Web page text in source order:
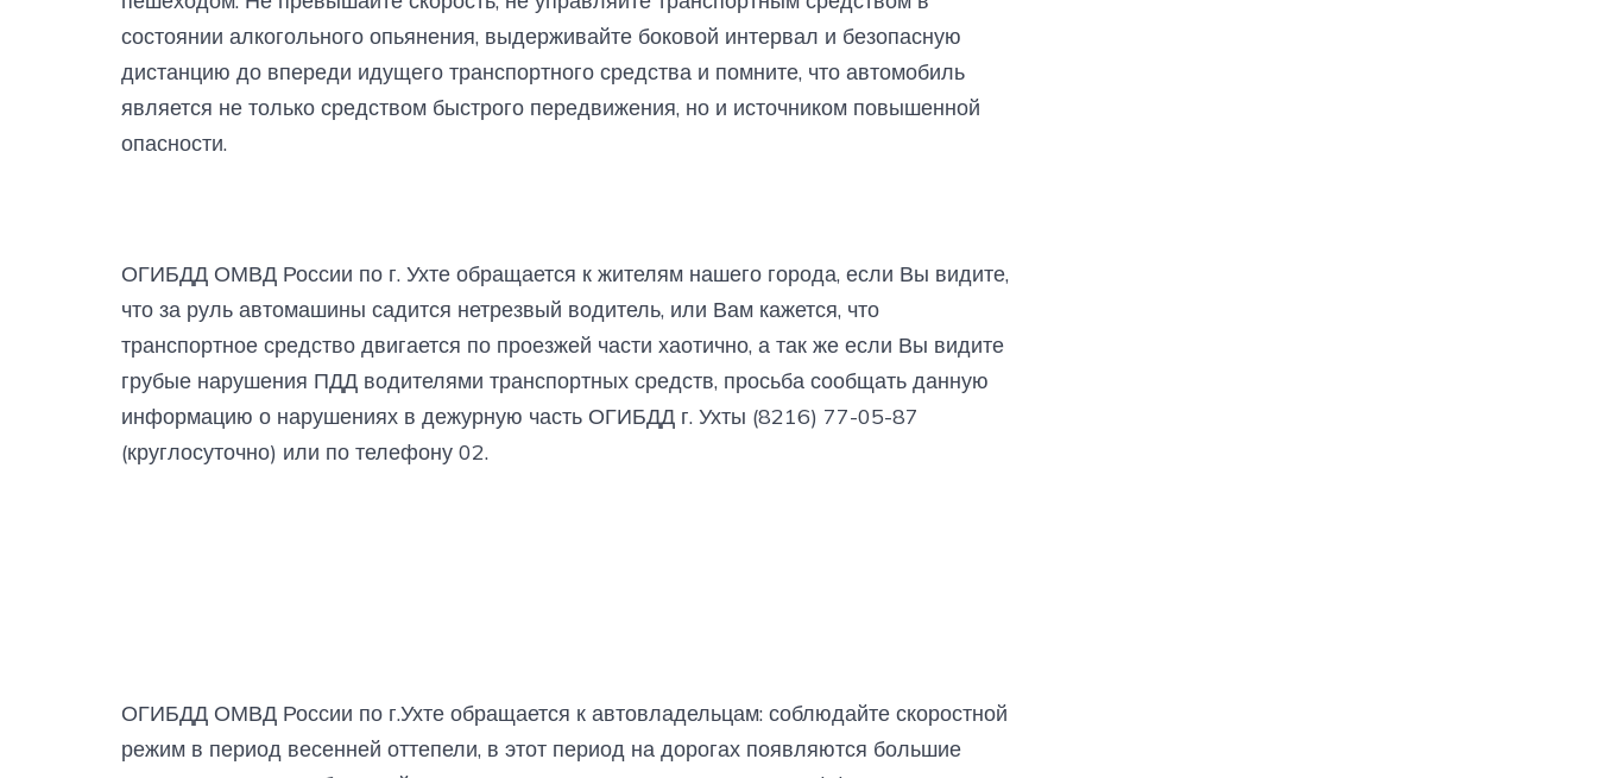
состоянии алкогольного опьянения, выдерживайте боковой интервал и безопасную
дистанцию до впереди идущего транспортного средства и помните, что автомобиль
является не только средством быстрого передвижения, но и источником повышенной
опасности.
ОГИБДД ОМВД России по г. Ухте обращается к жителям нашего города, если Вы видите,
что за руль автомашины садится нетрезвый водитель, или Вам кажется, что
транспортное средство двигается по проезжей части хаотично, а так же если Вы видите
грубые нарушения ПДД водителями транспортных средств, просьба сообщать данную
информацию о нарушениях в дежурную часть ОГИБДД г. Ухты (8216) 77-05-87
(круглосуточно) или по телефону 02.
ОГИБДД ОМВД России по г.Ухте обращается к автовладельцам: соблюдайте скоростной
режим в период весенней оттепели, в этот период на дорогах появляются большие